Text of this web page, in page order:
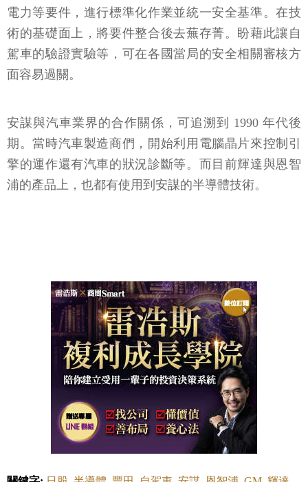
電力等要件，進行標準化作業並統一安全基準。在技
術的基礎面上，將要件整合後去蕪存菁。盼藉此讓自
駕車的驗證實驗等，可在各國當局的安全相關審核方
面容易過關。
安謀與汽車業界的合作關係，可追溯到 1990 年代後
期。當時汽車製造商們，開始利用電腦晶片來控制引
擎的運作還有汽車的狀況診斷等。而目前輝達與恩智
浦的產品上，也都有使用到安謀的半導體技術。